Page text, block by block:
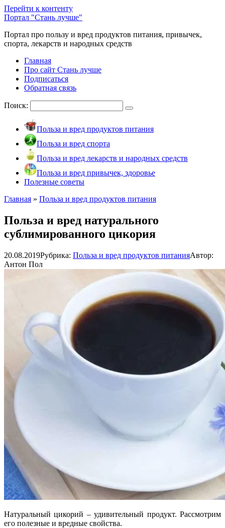
Перейти к контенту
Портал "Стань лучше"
Портал про пользу и вред продуктов питания, привычек,
спорта, лекарств и народных средств
Главная
Про сайт Стань лучше
Подписаться
Обратная связь
Поиск:
Польза и вред продуктов питания
Польза и вред спорта
Польза и вред лекарств и народных средств
Польза и вред привычек, здоровье
Полезные советы
Главная » Польза и вред продуктов питания
Польза и вред натурального
сублимированного цикория
20.08.2019Рубрика: Польза и вред продуктов питанияАвтор:
Антон Пол
Натуральный цикорий – удивительный продукт. Рассмотрим
его полезные и вредные свойства.